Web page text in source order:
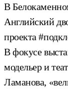
В
Английский
проекта
В фокусе
модельер и
Ламанова,